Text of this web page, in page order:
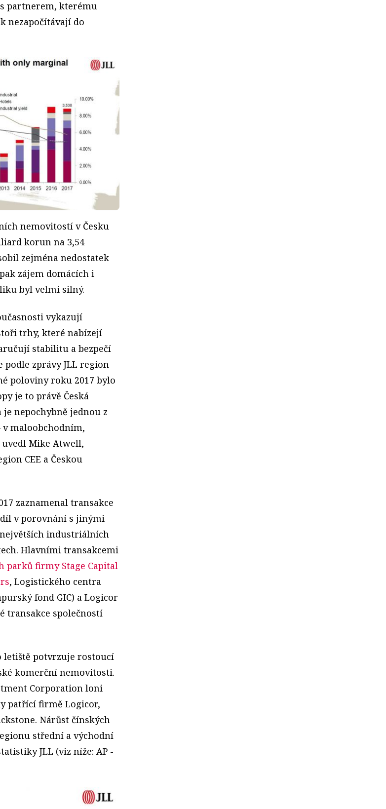
partnerem, kterému
nezapočítávají do
nemovitostí v Česku
korun na 3,54
zejména nedostatek
zájem domácích i
byl velmi silný.
vykazují
trhy, které nabízejí
stabilitu a bezpečí
zprávy JLL region
poloviny roku 2017 bylo
je to právě Česká
nepochybně jednou z
maloobchodním,
Mike Atwell,
CEE a Českou
zaznamenal transakce
v porovnání s jinými
industriálních
Hlavními transakcemi
parků firmy Stage Capital
, Logistického centra
fond GIC) a Logicor
transakce společností
letiště potvrzuje rostoucí
komerční nemovitosti.
Corporation loni
patřící firmě Logicor,
Nárůst čínských
střední a východní
JLL (viz níže: AP -